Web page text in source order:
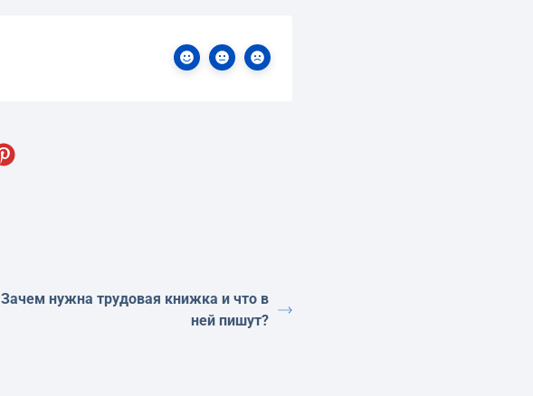
Зачем нужна трудовая книжка и что в
ней пишут?